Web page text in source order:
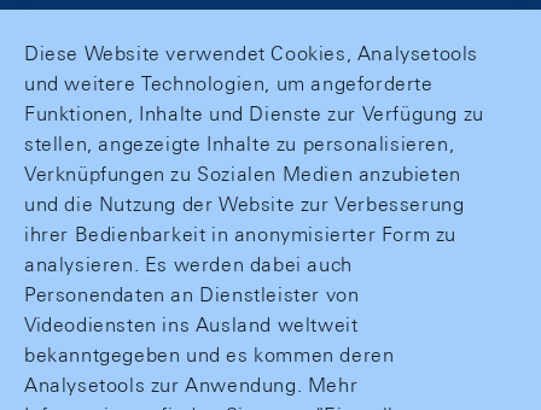
Diese Website verwendet Cookies, Analysetools
und weitere Technologien, um angeforderte
Funktionen, Inhalte und Dienste zur Verfügung zu
stellen, angezeigte Inhalte zu personalisieren,
Verknüpfungen zu Sozialen Medien anzubieten
und die Nutzung der Website zur Verbesserung
ihrer Bedienbarkeit in anonymisierter Form zu
analysieren. Es werden dabei auch
Personendaten an Dienstleister von
Videodiensten ins Ausland weltweit
bekanntgegeben und es kommen deren
Analysetools zur Anwendung. Mehr